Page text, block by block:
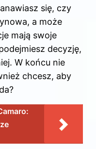
się, czy
a może
mają swoje
decyzję,
W końcu nie
chcesz, aby